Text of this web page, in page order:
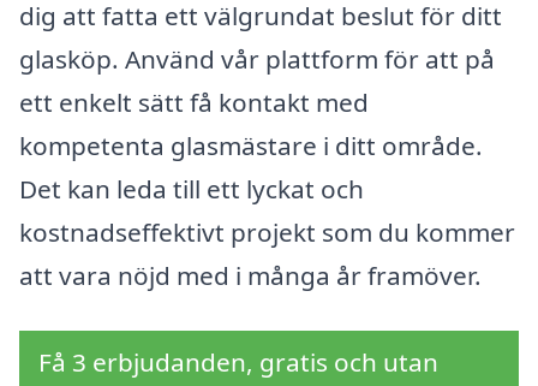
dig att fatta ett välgrundat beslut för ditt
glasköp. Använd vår plattform för att på
ett enkelt sätt få kontakt med
kompetenta glasmästare i ditt område.
Det kan leda till ett lyckat och
kostnadseffektivt projekt som du kommer
att vara nöjd med i många år framöver.
Få 3 erbjudanden, gratis och utan